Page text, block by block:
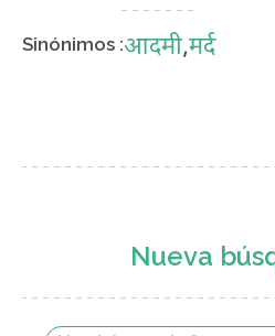
Sinónimos :आदमी,मर्द
Nueva